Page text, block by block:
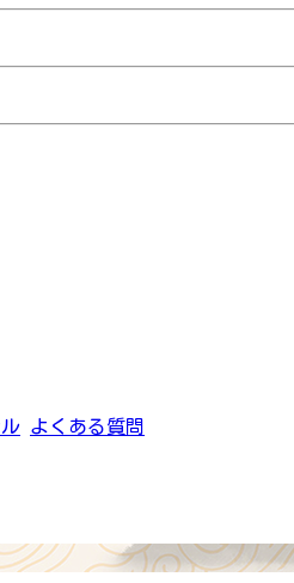
よくある質問